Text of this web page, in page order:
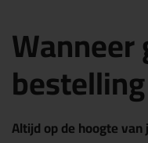
Altijd op de hoogte